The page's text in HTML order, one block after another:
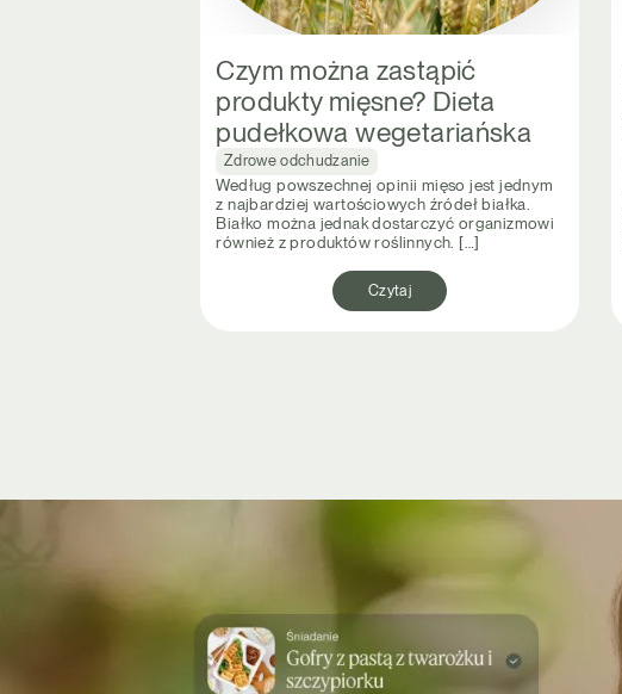
Czym można zastąpić
produkty mięsne? Dieta
pudełkowa wegetariańska
Zdrowe odchudzanie
Według powszechnej opinii mięso jest jednym
z najbardziej wartościowych źródeł białka.
Białko można jednak dostarczyć organizmowi
również z produktów roślinnych. […]
Czytaj